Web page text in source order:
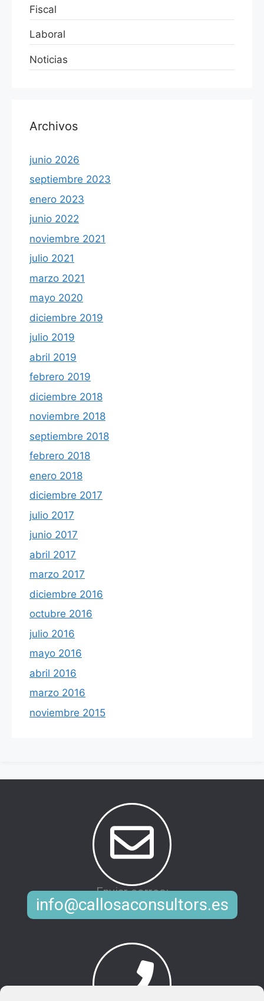
Fiscal
Laboral
Noticias
Archivos
junio 2026
septiembre 2023
enero 2023
junio 2022
noviembre 2021
julio 2021
marzo 2021
mayo 2020
diciembre 2019
julio 2019
abril 2019
febrero 2019
diciembre 2018
noviembre 2018
septiembre 2018
febrero 2018
enero 2018
diciembre 2017
julio 2017
junio 2017
abril 2017
marzo 2017
diciembre 2016
octubre 2016
julio 2016
mayo 2016
abril 2016
marzo 2016
noviembre 2015
Enviar correo:
info@callosaconsultors.es